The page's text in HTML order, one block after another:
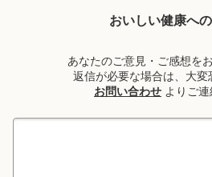
おいしい健康へ
あなたのご意見・ご感想を
返信が必要な場合は、大
お問い合わせ よりご